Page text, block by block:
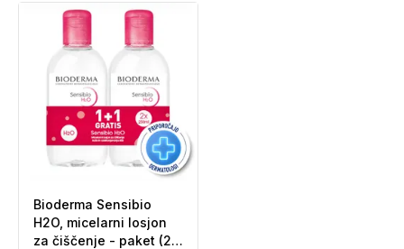
Bioderma Sensibio
H2O, micelarni losjon
za čiščenje - paket (2 x